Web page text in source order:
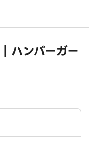
ハンバーガー